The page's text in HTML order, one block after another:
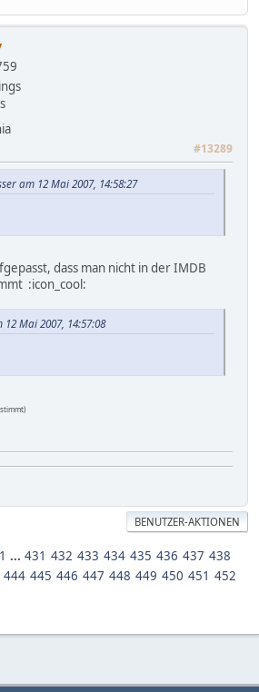
#13289
am 12 Mai 2007, 14:58:27
dass man nicht in der IMDB
:icon_cool:
Mai 2007, 14:57:08
BENUTZER-AKTIONEN
1 ... 431 432 433 434 435 436 437 438
444 445 446 447 448 449 450 451 452